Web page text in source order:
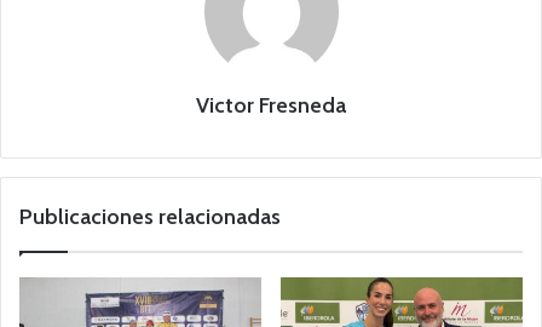
Victor Fresneda
Publicaciones relacionadas